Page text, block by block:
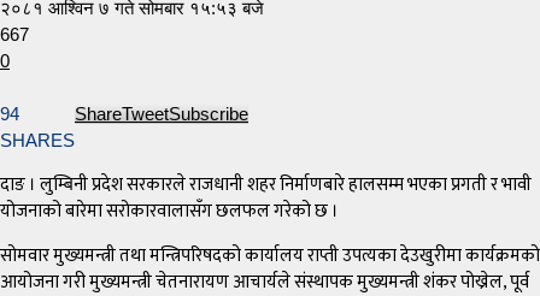
२०८१ आश्विन ७ गते सोमबार १५:५३ बजे
667
0
94
SHARES
ShareTweetSubscribe
दाङ । लुम्बिनी प्रदेश सरकारले राजधानी शहर निर्माणबारे हालसम्म भएका प्रगती र भावी
योजनाको बारेमा सरोकारवालासँग छलफल गरेको छ ।
सोमवार मुख्यमन्त्री तथा मन्त्रिपरिषदको कार्यालय राप्ती उपत्यका देउखुरीमा कार्यक्रमको
आयोजना गरी मुख्यमन्त्री चेतनारायण आचार्यले संस्थापक मुख्यमन्त्री शंकर पोख्रेल, पूर्व